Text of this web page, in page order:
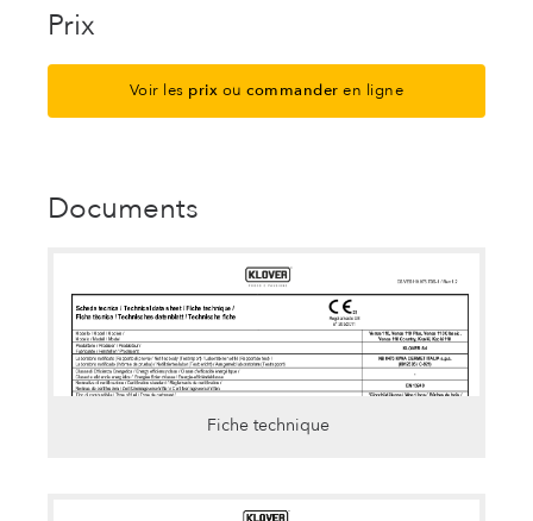
Prix
Voir les prix oucommander en ligne
Documents
Fiche technique